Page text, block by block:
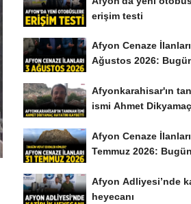
erişim testi
Afyon Cenaze
Ağustos 2026:
Afyonkarahisar'ın
ismi Ahmet Dikyamaç
Afyon Cenaze
Temmuz 2026:
Afyon Adliyesi’nde
heyecanı